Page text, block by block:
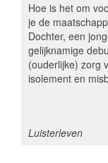
Hoe is het om
je de
Dochter, een
gelijknamige
(ouderlijke) zorg
isolement en
thema
Luisterleven